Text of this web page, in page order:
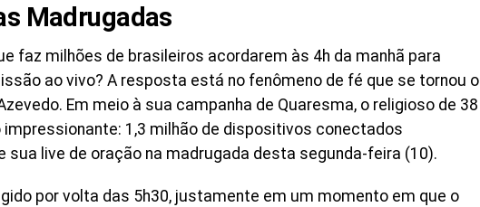
Madrugadas
faz milhões de brasileiros acordarem às 4h da manhã para
ao vivo? A resposta está no fenômeno de fé que se tornou o
Em meio à sua campanha de Quaresma, o religioso de 38
1,3 milhão de dispositivos conectados
live de oração na madrugada desta segunda-feira (10).
por volta das 5h30, justamente em um momento em que o